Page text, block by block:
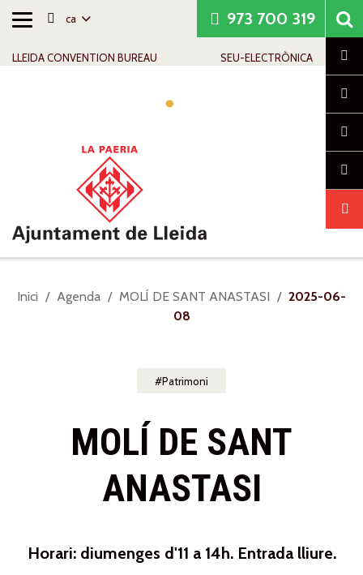
Alternar
ca
LLEIDA CONVENTION BUREAU SEU-ELECTRÒNICA
973 700 319
Sou
Inici Agenda MOLÍ DE SANT ANASTASI
2025-06-
08
Patrimoni
MOLÍ DE SANT
ANASTASI
Horari: diumenges d'11 a 14h. Entrada lliure.